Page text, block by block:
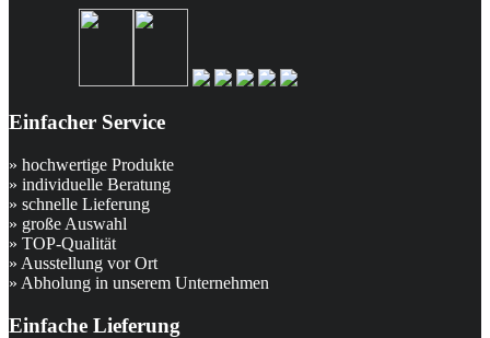
Einfacher Service
» hochwertige Produkte
» individuelle Beratung
» schnelle Lieferung
» große Auswahl
» TOP-Qualität
» Ausstellung vor Ort
» Abholung in unserem Unternehmen
Einfache Lieferung